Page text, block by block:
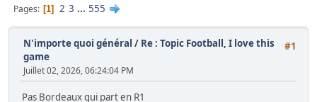
Pages 1 2 3 ... 555
#1
N'importe quoi général / Re : Topic Football, I love this
game
Juillet 02, 2026, 06:24:04 PM
Pas Bordeaux qui part en R1